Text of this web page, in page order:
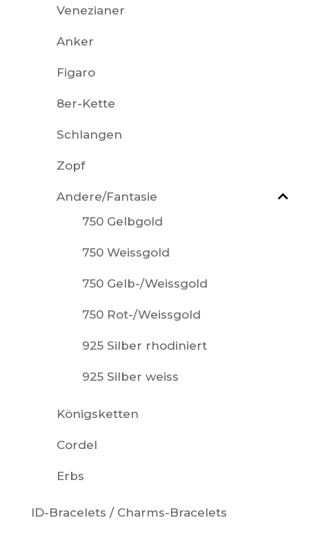
Venezianer
Anker
Figaro
8er-Kette
Schlangen
Zopf
Andere/Fantasie
750 Gelbgold
750 Weissgold
750 Gelb-/Weissgold
750 Rot-/Weissgold
925 Silber rhodiniert
925 Silber weiss
Königsketten
Cordel
Erbs
ID-Bracelets / Charms-Bracelets